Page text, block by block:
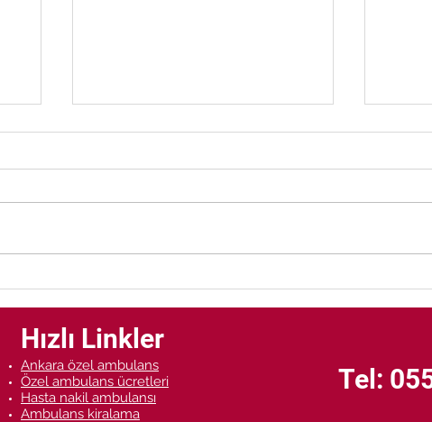
Hızlı Linkler
Ankara özel ambulans
Özel ambulans ücretleri
Hasta nakil ambulansı
Ambulans kiralama
Tel: